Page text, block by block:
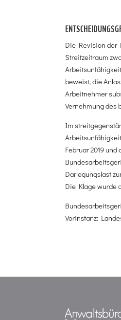
Die Revision der
Streitzeitraum
beweist, die
Arbeitnehmer
Vernehmung des
Im
Februar 2019
Darlegungslast
Die Klage wurde
Vorinstanz: